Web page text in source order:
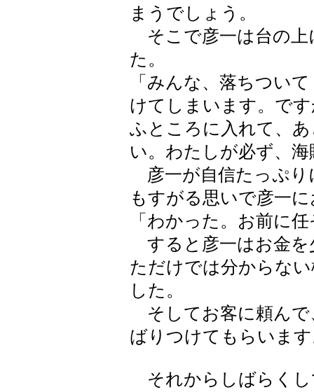
まうでしょう。
そこで彦一は台の上
た。
「みんな、落ちつい
けてしまいます。で
ふところに入れて、
い。わたしが必ず、
彦一が自信たっぷり
もすがる思いで彦一
「わかった。お前に
すると彦一はお金を
ただけでは分からな
した。
そしてお客に頼んで
ばりつけてもらいま
それからしばらくし